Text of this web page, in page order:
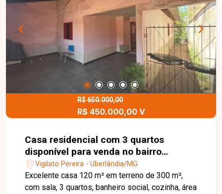
equipe da Delta Imóveis e agende sua visita para
conhecer essa oportunidade.
R$ 650.000,00
R$ 450.000,00 V
Casa residencial com 3 quartos
disponível para venda no bairro
Vigilato Pereira em Uberlândia - MG.
Vigilato Pereira - Uberlândia/MG
Excelente casa 120 m² em terreno de 300 m²,
com sala, 3 quartos, banheiro social, cozinha, área